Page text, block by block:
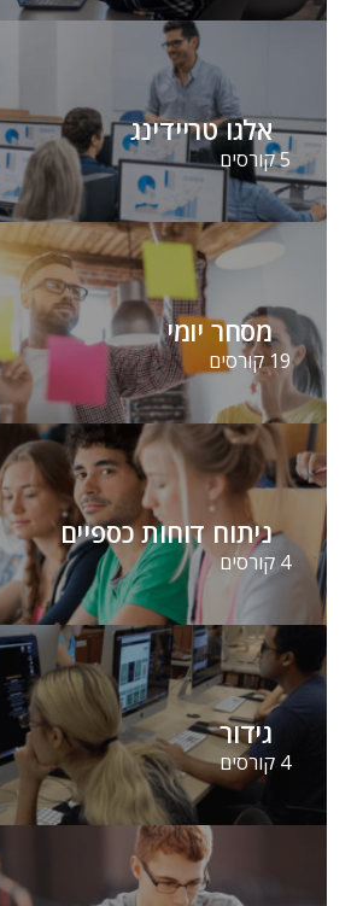
אלגו טריידינג
5 קורסים
מסחר יומי
19 קורסים
ניתוח דוחות כספיים
4 קורסים
גידור
4 קורסים